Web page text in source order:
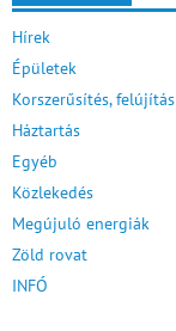
Hírek
Épületek
Korszerűsítés, felújítás
Háztartás
Egyéb
Közlekedés
Megújuló energiák
Zöld rovat
INFÓ